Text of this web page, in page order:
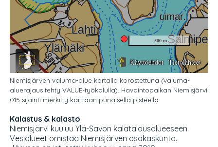
Niemisjärven valuma-alue kartalla korostettuna (valuma-
aluerajaus tehty VALUE-työkalulla). Havaintopaikan Niemisjärvi
015 sijainti merkitty karttaan punaisella pisteellä.
Kalastus & kalasto
Niemisjärvi kuuluu Ylä-Savon kalatalousalueeseen.
Vesialueet omistaa Niemisjärven osakaskunta.